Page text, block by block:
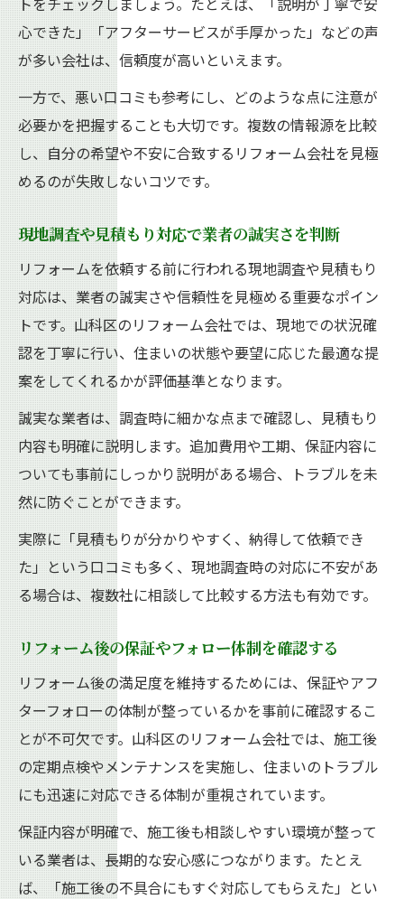
心できた」「アフターサービスが手厚かった」などの声
が多い会社は、信頼度が高いといえます。
一方で、悪い口コミも参考にし、どのような点に注意が
必要かを把握することも大切です。複数の情報源を比較
し、自分の希望や不安に合致するリフォーム会社を見極
めるのが失敗しないコツです。
現地調査や見積もり対応で業者の誠実さを判断
リフォームを依頼する前に行われる現地調査や見積もり
対応は、業者の誠実さや信頼性を見極める重要なポイン
トです。山科区のリフォーム会社では、現地での状況確
認を丁寧に行い、住まいの状態や要望に応じた最適な提
案をしてくれるかが評価基準となります。
誠実な業者は、調査時に細かな点まで確認し、見積もり
内容も明確に説明します。追加費用や工期、保証内容に
ついても事前にしっかり説明がある場合、トラブルを未
然に防ぐことができます。
実際に「見積もりが分かりやすく、納得して依頼でき
た」という口コミも多く、現地調査時の対応に不安があ
る場合は、複数社に相談して比較する方法も有効です。
リフォーム後の保証やフォロー体制を確認する
リフォーム後の満足度を維持するためには、保証やアフ
ターフォローの体制が整っているかを事前に確認するこ
とが不可欠です。山科区のリフォーム会社では、施工後
の定期点検やメンテナンスを実施し、住まいのトラブル
にも迅速に対応できる体制が重視されています。
保証内容が明確で、施工後も相談しやすい環境が整って
いる業者は、長期的な安心感につながります。たとえ
ば、「施工後の不具合にもすぐ対応してもらえた」とい